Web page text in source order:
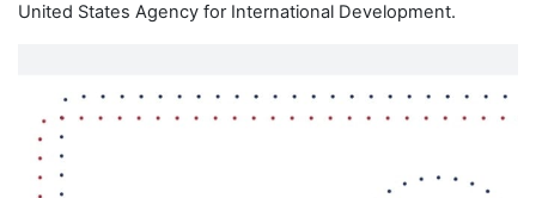
United States Agency for International Development.